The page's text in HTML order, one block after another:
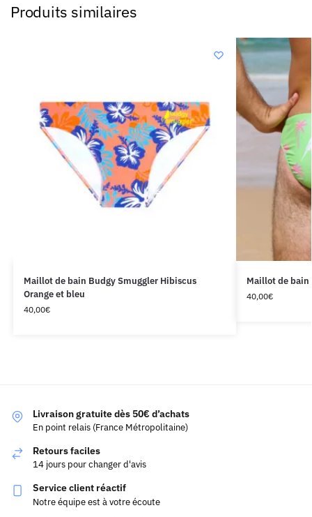
Produits similaires
Maillot de bain Budgy Smuggler Hibiscus
Orange et bleu
40,00€
Maillot de bain
40,00€
Livraison gratuite dès 50€ d’achats
En point relais (France Métropolitaine)
Retours faciles
14 jours pour changer d'avis
Service client réactif
Notre équipe est à votre écoute